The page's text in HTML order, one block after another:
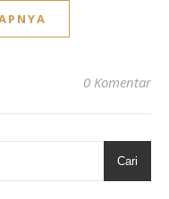
0 Komentar
Cari